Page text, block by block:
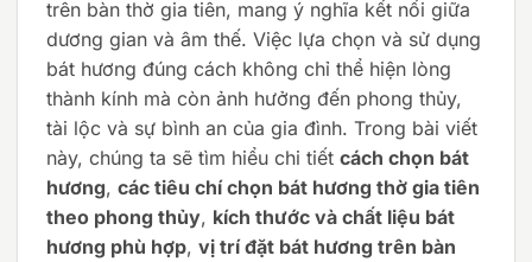
trên bàn thờ gia tiên, mang ý nghĩa kết nối giữa
dương gian và âm thế. Việc lựa chọn và sử dụng
bát hương đúng cách không chỉ thể hiện lòng
thành kính mà còn ảnh hưởng đến phong thủy,
tài lộc và sự bình an của gia đình. Trong bài viết
này, chúng ta sẽ tìm hiểu chi tiết cách chọn bát
hương, các tiêu chí chọn bát hương thờ gia tiên
theo phong thủy, kích thước và chất liệu bát
hương phù hợp, vị trí đặt bát hương trên bàn